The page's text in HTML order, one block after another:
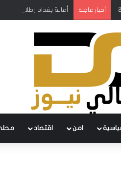
أخبار عاجلة أمانة بغداد: إطلاق
امن اقتصاد